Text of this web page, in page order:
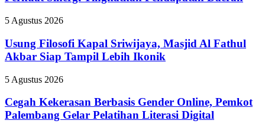
Kepala
Perkuat
Tingkatkan
Pendapatan
Usung
Kapal
Sriwijaya,
Masjid
Fathul
Siap
Tampil
5 Agustus 2026
Usung Filosofi Kapal Sriwijaya, Masjid Al Fathul
Akbar Siap Tampil Lebih Ikonik
Cegah
Berbasis
Gender
Online,
5 Agustus 2026
Cegah Kekerasan Berbasis Gender Online, Pemkot
Palembang Gelar Pelatihan Literasi Digital